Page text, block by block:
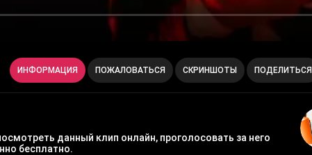
ИНФОРМАЦИЯ ПОЖАЛОВАТЬСЯ СКРИНШОТЫ ПОДЕЛИТЬСЯ
данный клип онлайн, проголосовать за него
бесплатно.